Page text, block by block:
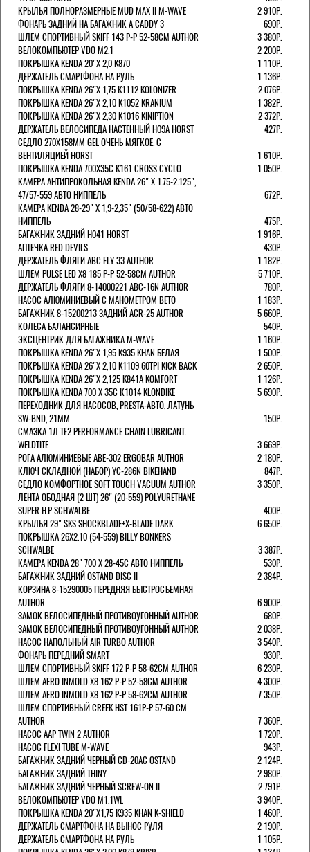
КРЫЛЬЯ ПОЛНОРАЗМЕРНЫЕ MUD MAX II M-WAVE
2 910Р.
ФОНАРЬ ЗАДНИЙ НА БАГАЖНИК A CADDY 3
690Р.
ШЛЕМ СПОРТИВНЫЙ SKIFF 143 Р-Р 52-58СМ AUTHOR
3 380Р.
ВЕЛОКОМПЬЮТЕР VDO M2.1
2 200Р.
ПОКРЫШКА KENDA 20"Х 2,0 K870
1 110Р.
ДЕРЖАТЕЛЬ СМАРТФОНА НА РУЛЬ
1 136Р.
ПОКРЫШКА KENDA 26"Х 1,75 K1112 KOLONIZER
2 076Р.
ПОКРЫШКА KENDA 26"Х 2,10 K1052 KRANIUM
1 382Р.
ПОКРЫШКА KENDA 26"Х 2,30 K1016 KINIPTION
2 372Р.
ДЕРЖАТЕЛЬ ВЕЛОСИПЕДА НАСТЕННЫЙ H09A HORST
427Р.
СЕДЛО 270Х158ММ GEL ОЧЕНЬ МЯГКОЕ. С
ВЕНТИЛЯЦИЕЙ HORST
1 610Р.
ПОКРЫШКА KENDA 700Х35С K161 CROSS CYCLO
1 050Р.
КАМЕРА АНТИПРОКОЛЬНАЯ KENDA 26" Х 1.75-2.125",
47/57-559 АВТО НИППЕЛЬ
672Р.
КАМЕРА KENDA 28-29" Х 1,9-2,35" (50/58-622) АВТО
НИППЕЛЬ
475Р.
БАГАЖНИК ЗАДНИЙ H041 HORST
1 916Р.
АПТЕЧКА RED DEVILS
430Р.
ДЕРЖАТЕЛЬ ФЛЯГИ АВС FLY 33 AUTHOR
1 182Р.
ШЛЕМ PULSE LED X8 185 Р-Р 52-58СМ AUTHOR
5 710Р.
ДЕРЖАТЕЛЬ ФЛЯГИ 8-14000221 ABC-16N AUTHOR
780Р.
НАСОС АЛЮМИНИЕВЫЙ С МАНОМЕТРОМ BETO
1 183Р.
БАГАЖНИК 8-15200213 ЗАДНИЙ ACR-25 AUTHOR
5 660Р.
КОЛЕСА БАЛАНСИРНЫЕ
540Р.
ЭКСЦЕНТРИК ДЛЯ БАГАЖНИКА M-WAVE
1 160Р.
ПОКРЫШКА KENDA 26"Х 1,95 K935 KHAN БЕЛАЯ
1 500Р.
ПОКРЫШКА KENDA 26"Х 2,10 K1109 60TPI KICK BACK
2 650Р.
ПОКРЫШКА KENDA 26"Х 2,125 K841A KOMFORT
1 126Р.
ПОКРЫШКА KENDA 700 Х 35С К1014 KLONDIKE
5 690Р.
ПЕРЕХОДНИК ДЛЯ НАСОСОВ, PRESTA-АВТО, ЛАТУНЬ
SW-BND, 21ММ
150Р.
СМАЗКА 1Л TF2 PERFORMANCE CHAIN LUBRICANT.
WELDTITE
3 669Р.
РОГА АЛЮМИНИЕВЫЕ ABE-302 ERGOBAR AUTHOR
2 180Р.
КЛЮЧ СКЛАДНОЙ (НАБОР) YC-286N BIKEHAND
847Р.
СЕДЛО КОМФОРТНОЕ SOFT TOUCH VACUUM AUTHOR
3 350Р.
ЛЕНТА ОБОДНАЯ (2 ШТ) 26" (20-559) POLYURETHANE
SUPER H.P SCHWALBE
400Р.
КРЫЛЬЯ 29" SKS SHOCKBLADE+X-BLADE DARK.
6 650Р.
ПОКРЫШКА 26X2.10 (54-559) BILLY BONKERS
SCHWALBE
3 387Р.
КАМЕРА KENDA 28" 700 Х 28-45С АВТО НИППЕЛЬ
530Р.
БАГАЖНИК ЗАДНИЙ OSTAND DISC II
2 384Р.
КОРЗИНА 8-15290005 ПЕРЕДНЯЯ БЫСТРОСЪЕМНАЯ
AUTHOR
6 900Р.
ЗАМОК ВЕЛОСИПЕДНЫЙ ПРОТИВОУГОННЫЙ AUTHOR
680Р.
ЗАМОК ВЕЛОСИПЕДНЫЙ ПРОТИВОУГОННЫЙ AUTHOR
2 038Р.
НАСОС НАПОЛЬНЫЙ AIR TURBO AUTHOR
3 540Р.
ФОНАРЬ ПЕРЕДНИЙ SMART
930Р.
ШЛЕМ СПОРТИВНЫЙ SKIFF 172 Р-Р 58-62СМ AUTHOR
6 230Р.
ШЛЕМ AERO INMOLD X8 162 Р-Р 52-58СМ AUTHOR
4 300Р.
ШЛЕМ AERO INMOLD X8 162 Р-Р 58-62СМ AUTHOR
7 350Р.
ШЛЕМ СПОРТИВНЫЙ CREEK HST 161Р-Р 57-60 СМ
AUTHOR
7 360Р.
НАСОС AAP TWIN 2 AUTHOR
1 720Р.
НАСОС FLEXI TUBE M-WAVE
943Р.
БАГАЖНИК ЗАДНИЙ ЧЕРНЫЙ СD-20AC OSTAND
2 124Р.
БАГАЖНИК ЗАДНИЙ THINY
2 980Р.
БАГАЖНИК ЗАДНИЙ ЧЕРНЫЙ SCREW-ON II
2 791Р.
ВЕЛОКОМПЬЮТЕР VDO M1.1WL
3 940Р.
ПОКРЫШКА KENDA 20"Х1,75 K935 KHAN K-SHIELD
1 460Р.
ДЕРЖАТЕЛЬ СМАРТФОНА НА ВЫНОС РУЛЯ
2 190Р.
ДЕРЖАТЕЛЬ СМАРТФОНА НА РУЛЬ
1 105Р.